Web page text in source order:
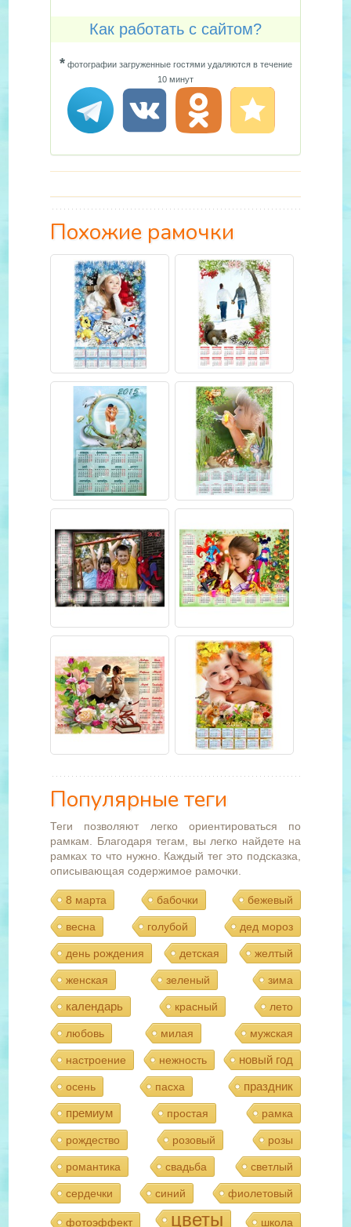
Как работать с сайтом?
*фотографии загруженные гостями удаляются в течение
10 минут
Похожие рамочки
Популярные теги
Теги позволяют легко ориентироваться по
рамкам. Благодаря тегам, вы легко найдете на
рамках то что нужно. Каждый тег это подсказка,
описывающая содержимое рамочки.
8 марта бабочки бежевый
весна голубой дед мороз
день рождения детская желтый
женская зеленый зима
календарь красный лето
любовь милая мужская
настроение нежность новый год
осень пасха
праздник
премиум
простая рамка
рождество розовый розы
романтика свадьба светлый
сердечки синий фиолетовый
фотоэффект цветы школа